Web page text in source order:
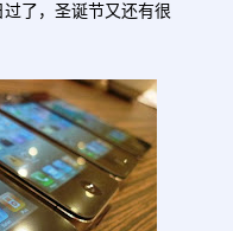
过了，圣诞节又还有很